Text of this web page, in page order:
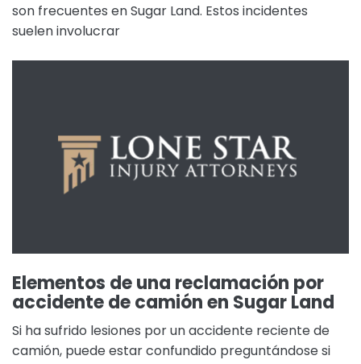
son frecuentes en Sugar Land. Estos incidentes
suelen involucrar
Elementos de una reclamación por
accidente de camión en Sugar Land
Si ha sufrido lesiones por un accidente reciente de
camión, puede estar confundido preguntándose si